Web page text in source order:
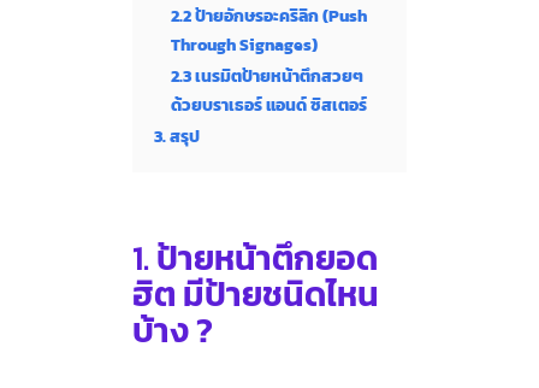
2.2 ป้ายอักษรอะคริลิก (Push
Through Signages)
2.3 เนรมิตป้ายหน้าตึกสวยๆ
ด้วยบราเธอร์ แอนด์ ซิสเตอร์
3. สรุป
1.ป้ายหน้าตึกยอด
ฮิต มีป้ายชนิดไหน
บ้าง ?